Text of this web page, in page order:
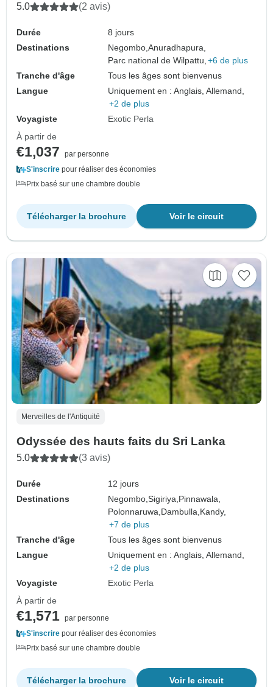
5.0 (2 avis)
Durée
8 jours
Destinations
Negombo,Anuradhapura,
Parc national de Wilpattu, +6 de plus
Tranche d'âge
Tous les âges sont bienvenus
Langue
Uniquement en : Anglais, Allemand,
+2 de plus
Voyagiste
Exotic Perla
À partir de
€1,037
par personne
S'inscrire pour réaliser des économies
Prix basé sur une chambre double
Voir le circuit
Télécharger la brochure
Merveilles de l'Antiquité
Odyssée des hauts faits du Sri Lanka
5.0 (3 avis)
Durée
12 jours
Destinations
Negombo,Sigiriya, Pinnawala,
Polonnaruwa, Dambulla, Kandy,
+7 de plus
Tranche d'âge
Tous les âges sont bienvenus
Langue
Uniquement en : Anglais, Allemand,
+2 de plus
Voyagiste
Exotic Perla
À partir de
€1,571 par personne
S'inscrire pour réaliser des économies
Prix basé sur une chambre double
Voir le circuit
Télécharger la brochure